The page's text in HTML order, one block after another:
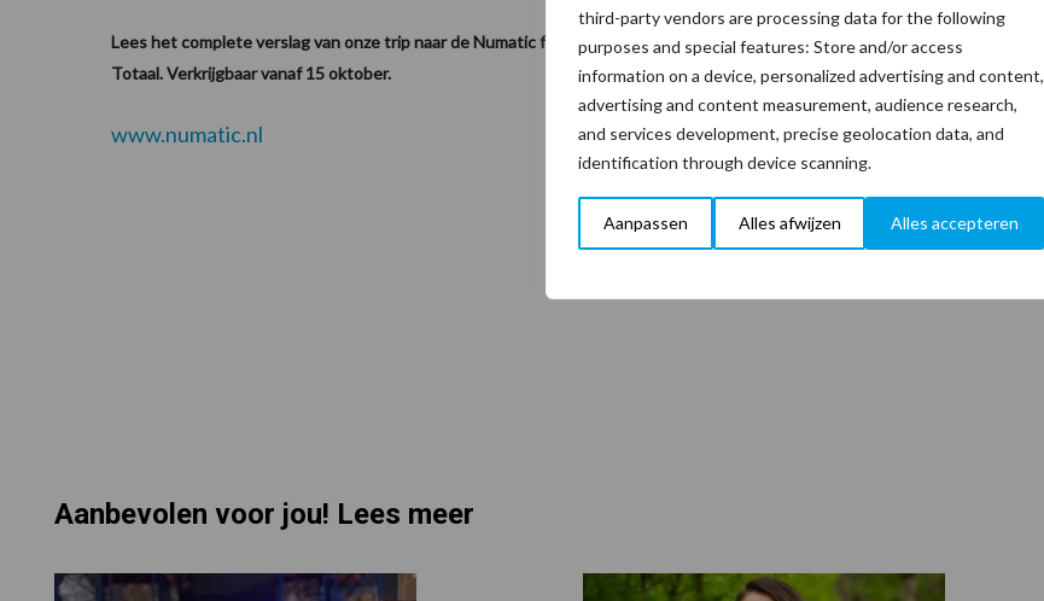
third-party vendors are processing data for the following
purposes and special features: Store and/or access
information on a device, personalized advertising and content,
advertising and content measurement, audience research,
and services development, precise geolocation data, and
identification through device scanning.
Aanpassen Alles afwijzen Alles accepteren
Lees het complete verslag van onze trip naar de Numatic fabriek, inclusief uitgebreide fotoreportage, in de volgende Clean
Totaal. Verkrijgbaar vanaf 15 oktober.
www.numatic.nl
Aanbevolen voor jou! Lees meer